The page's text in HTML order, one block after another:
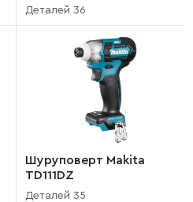
Деталей 36
Шуруповерт Makita
TD111DZ
Деталей 35